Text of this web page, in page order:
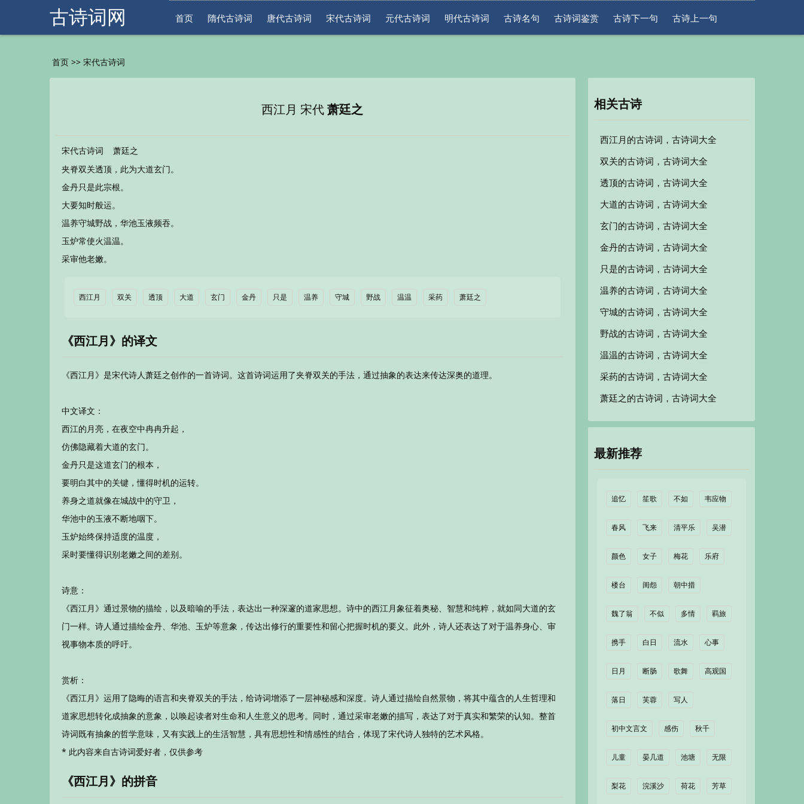
古诗词网 首页 隋代古诗词 唐代古诗词 宋代古诗词 元代古诗词 明代古诗词 古诗名句 古诗词鉴赏 古诗下一句 古诗上一句
首页 >> 宋代古诗词
西江月 宋代 萧廷之
宋代古诗词 萧廷之
夹脊双关透顶，此为大道玄门。
金丹只是此宗根。
大要知时般运。
温养守城野战，华池玉液频吞。
玉炉常使火温温。
采审他老嫩。
西江月 双关 透顶 大道 玄门 金丹 只是 温养 守城 野战 温温 采药 萧廷之
《西江月》的译文
《西江月》是宋代诗人萧廷之创作的一首诗词。这首诗词运用了夹脊双关的手法，通过抽象的表达来传达深奥的道理。
中文译文：
西江的月亮，在夜空中冉冉升起，
仿佛隐藏着大道的玄门。
金丹只是这道玄门的根本，
要明白其中的关键，懂得时机的运转。
养身之道就像在城战中的守卫，
华池中的玉液不断地咽下。
玉炉始终保持适度的温度，
采时要懂得识别老嫩之间的差别。
诗意：
《西江月》通过景物的描绘，以及暗喻的手法，表达出一种深邃的道家思想。诗中的西江月象征着奥秘、智慧和纯粹，就如同大道的玄
门一样。诗人通过描绘金丹、华池、玉炉等意象，传达出修行的重要性和留心把握时机的要义。此外，诗人还表达了对于温养身心、审
视事物本质的呼吁。
赏析：
《西江月》运用了隐晦的语言和夹脊双关的手法，给诗词增添了一层神秘感和深度。诗人通过描绘自然景物，将其中蕴含的人生哲理和
道家思想转化成抽象的意象，以唤起读者对生命和人生意义的思考。同时，通过采审老嫩的描写，表达了对于真实和繁荣的认知。整首
诗词既有抽象的哲学意味，又有实践上的生活智慧，具有思想性和情感性的结合，体现了宋代诗人独特的艺术风格。
* 此内容来自古诗词爱好者，仅供参考
《西江月》的拼音
相关古诗
西江月的古诗词，古诗词大全
双关的古诗词，古诗词大全
透顶的古诗词，古诗词大全
大道的古诗词，古诗词大全
玄门的古诗词，古诗词大全
金丹的古诗词，古诗词大全
只是的古诗词，古诗词大全
温养的古诗词，古诗词大全
守城的古诗词，古诗词大全
野战的古诗词，古诗词大全
温温的古诗词，古诗词大全
采药的古诗词，古诗词大全
萧廷之的古诗词，古诗词大全
最新推荐
追忆 笙歌 不如 韦应物
春风 飞来 清平乐 吴潜
颜色 女子 梅花 乐府
楼台 闺怨 朝中措
魏了翁 不似 多情 羁旅
携手 白日 流水 心事
日月 断肠 歌舞 高观国
落日 芙蓉 写人
初中文言文 感伤 秋千
儿童 晏几道 池塘 无限
梨花 浣溪沙 荷花 芳草